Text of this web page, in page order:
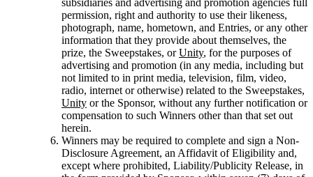
subsidiaries and advertising and promotion agencies full
permission, right and authority to use their likeness,
photograph, name, hometown, and Entries, or any other
information that they provide about themselves, the
prize, the Sweepstakes, orUnity, for the purposes of
advertising and promotion (in any media, including but
not limited to in print media, television, film, video,
radio, internet or otherwise) related to the Sweepstakes,
Unity or the Sponsor, without any further notification or
compensation to such Winners other than that set out
herein.
Winners may be required to complete and sign a Non-
Disclosure Agreement, an Affidavit of Eligibility and,
except where prohibited, Liability/Publicity Release, in